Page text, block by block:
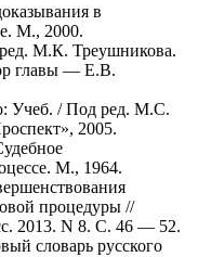
в
М., 2000.
М.К. Треушникова.
главы — Е.В.
Учеб. / Под ред. М.С.
2005.
М., 1964.
процедуры //
2013. N 8. С. 46 — 52.
словарь русского